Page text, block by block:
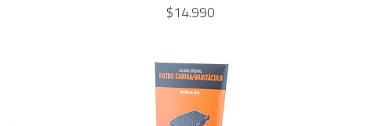
$14.990